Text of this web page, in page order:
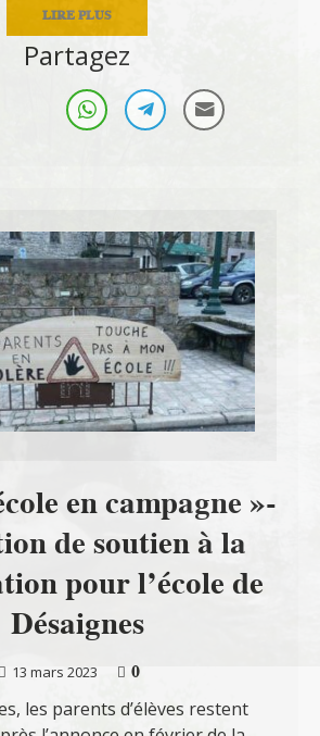
LIRE PLUS
Partagez
en campagne »-
de soutien à la
pour l’école de
Désaignes
13 mars 2023
0
les parents d’élèves restent